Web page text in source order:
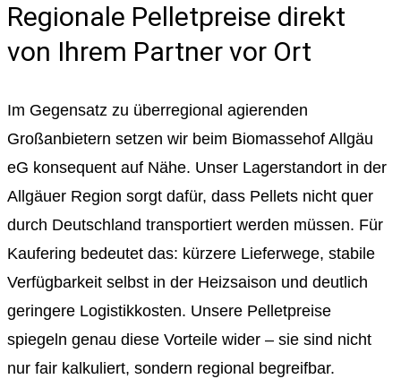
Regionale Pelletpreise direkt
von Ihrem Partner vor Ort
Im Gegensatz zu überregional agierenden
Großanbietern setzen wir beim Biomassehof Allgäu
eG konsequent auf Nähe. Unser Lagerstandort in der
Allgäuer Region sorgt dafür, dass Pellets nicht quer
durch Deutschland transportiert werden müssen. Für
Kaufering bedeutet das: kürzere Lieferwege, stabile
Verfügbarkeit selbst in der Heizsaison und deutlich
geringere Logistikkosten. Unsere Pelletpreise
spiegeln genau diese Vorteile wider – sie sind nicht
nur fair kalkuliert, sondern regional begreifbar.